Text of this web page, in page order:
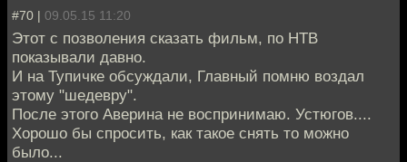
#70 | 09.05.15 11:20
Этот с позволения сказать фильм, по НТВ
показывали давно.
И на Тупичке обсуждали, Главный помню воздал
этому "шедевру".
После этого Аверина не воспринимаю. Устюгов....
Хорошо бы спросить, как такое снять то можно
было...